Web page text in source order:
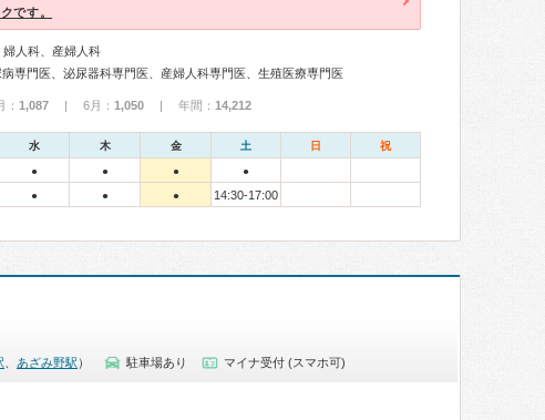
です。
婦人科、産婦人科
病専門医、泌尿器科専門医、産婦人科専門医、生殖医療専門医
1,087 | 6月： 1,050 | 年間： 14,212
水 木 金 土 日 祝
● ● ● ●
● ● ● 14:30-17:00
あざみ野駅 ） 駐車場あり マイナ受付 (スマホ可)